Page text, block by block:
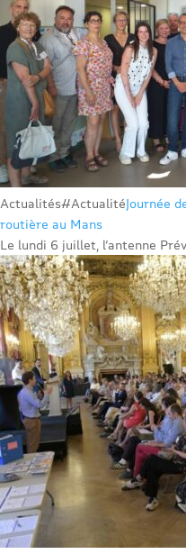
Actualités#ActualitéJournée
routière au Mans
Le lundi 6 juillet, l’antenne